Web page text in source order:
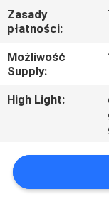
NAMI
POPROSIĆ
O
WYCENĘ
SITEMAP
Zasady
płatności:
Możliwość
Supply:
High Light: